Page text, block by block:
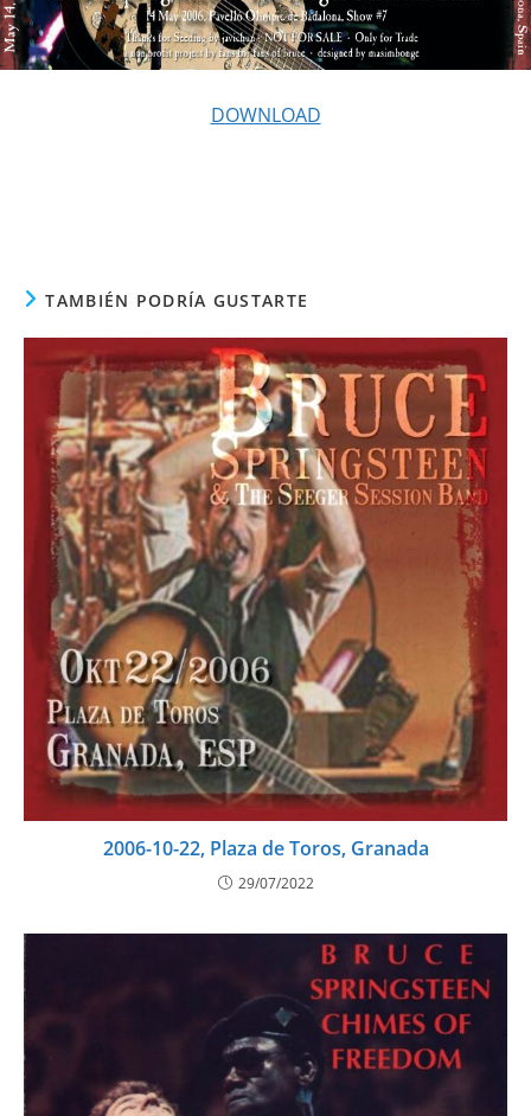
DOWNLOAD
TAMBIÉN PODRÍA GUSTARTE
2006-10-22, Plaza de Toros, Granada
29/07/2022